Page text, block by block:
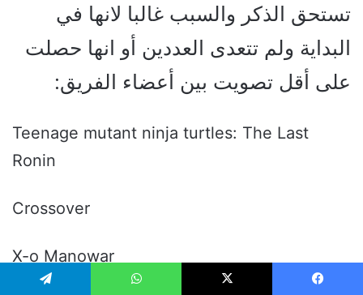
تستحق الذكر والسبب غالبا لانها في
البداية ولم تتعدى العددين أو انها حصلت
على أقل تصويت بين أعضاء الفريق:
Teenage mutant ninja turtles: The Last
Ronin
Crossover
X-o Manowar